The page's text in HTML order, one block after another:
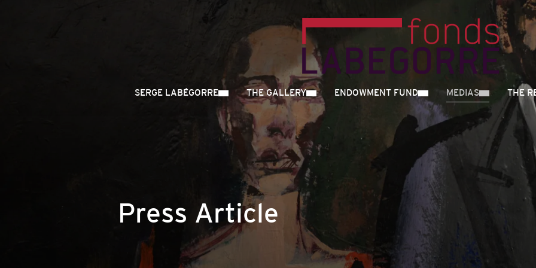
SERGE LABÉGORRE THE GALLERY ENDOWMENT FUND MEDIAS THE
Press Article